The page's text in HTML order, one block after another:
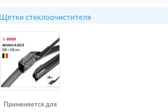
Щетки стеклоочистителя
Применяется для